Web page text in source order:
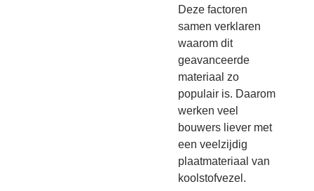
Deze factoren
samen verklaren
waarom dit
geavanceerde
materiaal zo
populair is. Daarom
werken veel
bouwers liever met
een veelzijdig
plaatmateriaal van
koolstofvezel.